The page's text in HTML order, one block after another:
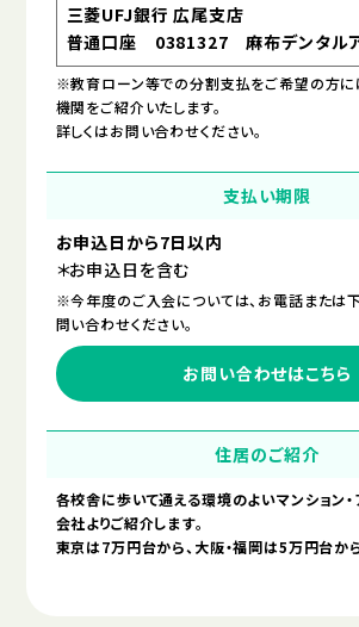
三菱UFJ銀行 広尾支店
普通口座 0381327 麻布デンタル
※教育ローン等での分割支払をご希望の方に
機関をご紹介いたします。
詳しくはお問い合わせください。
支払い期限
お申込日から7日以内
＊お申込日を含む
※今年度のご入会については、お電話または
問い合わせください。
お問い合わせはこちら
住居のご紹介
各校舎に歩いて通える環境のよいマンション
会社よりご紹介します。
東京は7万円台から、大阪・福岡は5万円台か